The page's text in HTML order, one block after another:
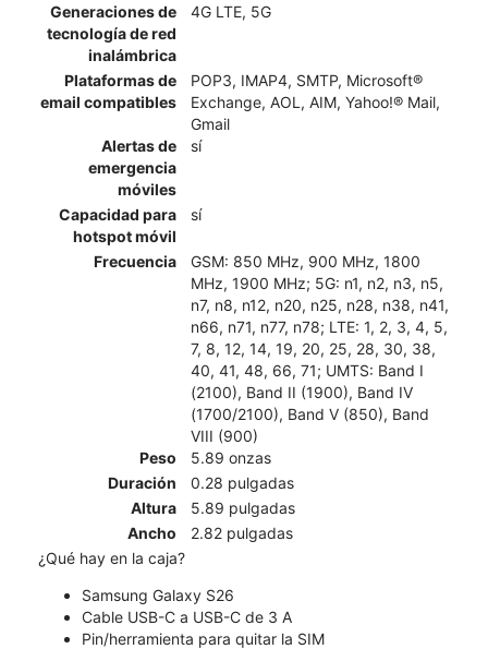
Generaciones de
tecnología de red
inalámbrica
4G LTE, 5G
Plataformas de
email compatibles
POP3, IMAP4, SMTP, Microsoft®
Exchange, AOL, AIM, Yahoo!® Mail,
Gmail
Alertas de
emergencia
móviles
sí
Capacidad para
hotspot móvil
sí
Frecuencia
GSM: 850 MHz, 900 MHz, 1800
MHz, 1900 MHz; 5G: n1, n2, n3, n5,
n7, n8, n12, n20, n25, n28, n38, n41,
n66, n71, n77, n78; LTE: 1, 2, 3, 4, 5,
7, 8, 12, 14, 19, 20, 25, 28, 30, 38,
40, 41, 48, 66, 71; UMTS: Band I
(2100), Band II (1900), Band IV
(1700/2100), Band V (850), Band
VIII (900)
Peso
5.89 onzas
Duración
0.28 pulgadas
Altura
5.89 pulgadas
Ancho
2.82 pulgadas
¿Qué hay en la caja?
Samsung Galaxy S26
Cable USB-C a USB-C de 3 A
Pin/herramienta para quitar la SIM